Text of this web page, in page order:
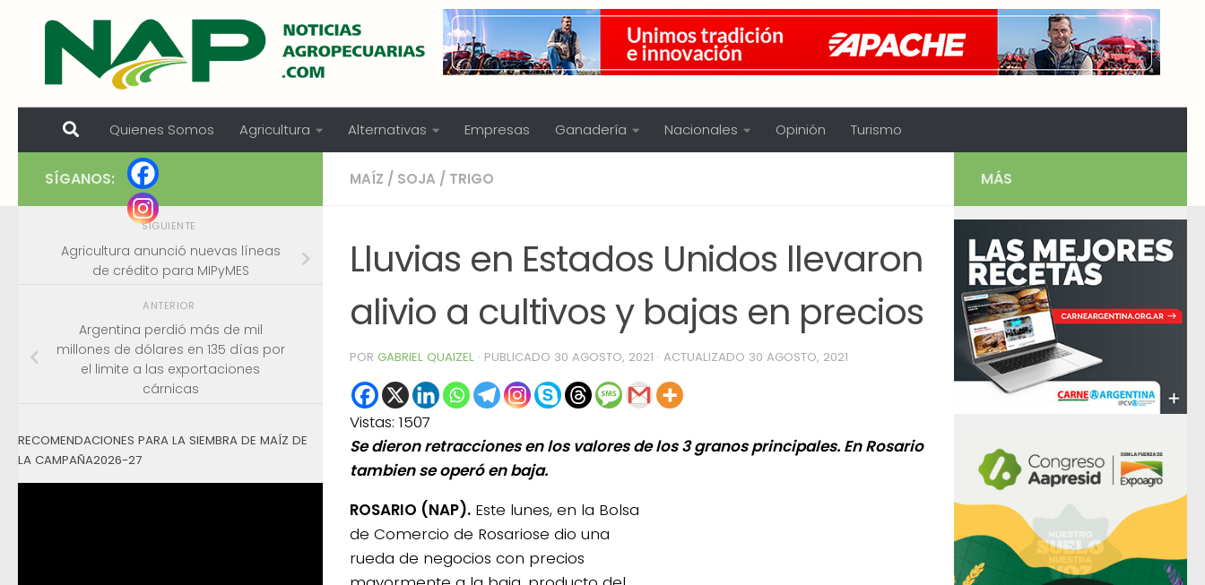
Skip to content
Quienes Somos Agricultura Alternativas Empresas Ganadería Nacionales Opinión Turismo
MAÍZ / SOJA / TRIGO
Lluvias en Estados Unidos llevaron
alivio a cultivos y bajas en precios
POR GABRIEL QUAIZEL · PUBLICADO 30 AGOSTO, 2021 · ACTUALIZADO 30 AGOSTO, 2021
Vistas: 1507
Se dieron retracciones en los valores de los 3 granos principales. En Rosario
tambien se operó en baja.
ROSARIO (NAP). Este lunes, en la Bolsa
de Comercio de Rosariose dio una
rueda de negocios con precios
SÍGANOS:
SIGUIENTE
Agricultura anunció nuevas líneas
de crédito para MIPyMES
ANTERIOR
Argentina perdió más de mil
millones de dólares en 135 días por
el limite a las exportaciones
cárnicas
RECOMENDACIONES PARA LA SIEMBRA DE MAÍZ DE
LA CAMPAÑA2026-27
MÁS